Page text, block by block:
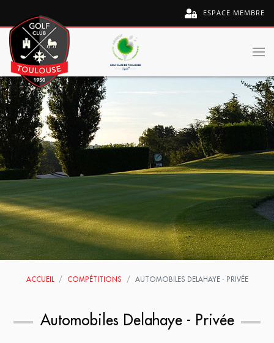
ESPACE MEMBRE
ACCUEIL COMPÉTITIONS AUTOMOBILES DELAHAYE - PRIVÉE
Automobiles Delahaye - Privée